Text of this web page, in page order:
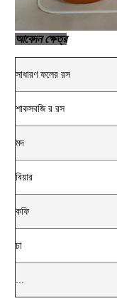
আবেদন ক্ষেত্র
সাধারণ ফলের রস
শাকসবজি র রস
মদ
বিয়ার
কফি
চা